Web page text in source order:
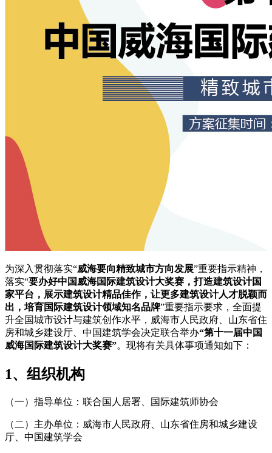
为深入贯彻落实“威海要向精致城市方向发展”重要指示精神，
落实“要办好中国威海国际建筑设计大奖赛，打造建筑设计国
家平台，展示建筑设计精品佳作，让更多建筑设计人才脱颖而
出，培育国际建筑设计领域知名品牌”重要指示要求，全面提
升全国城市设计与建筑创作水平，威海市人民政府、山东省住
房和城乡建设厅、中国建筑学会决定联合举办“第十一届中国
威海国际建筑设计大奖赛”。现将有关具体事项通知如下：
1、 组织机构
（一）指导单位：联合国人居署、国际建筑师协会
（二）主办单位：威海市人民政府、山东省住房和城乡建设
厅、中国建筑学会